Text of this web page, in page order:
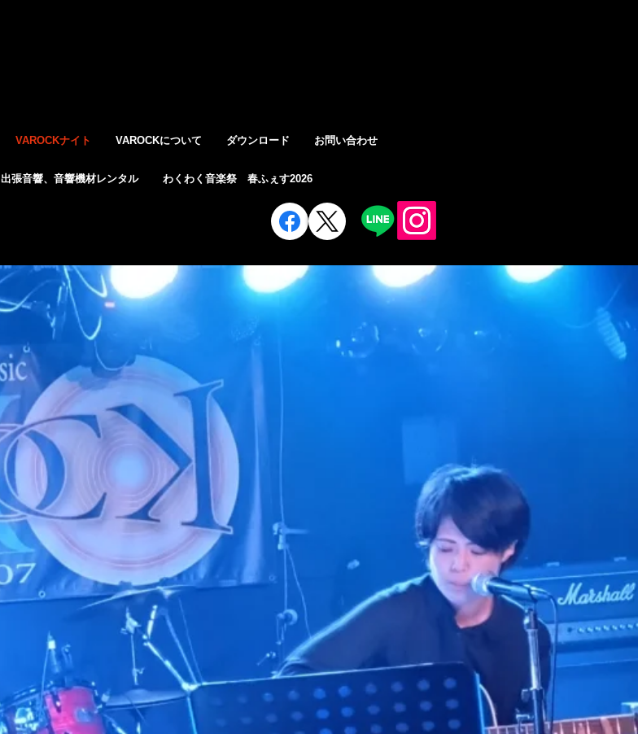
VAROCKナイト VAROCKについて ダウンロード お問い合わせ
出張音響、音響機材レンタル わくわく音楽祭 春ふぇす2026